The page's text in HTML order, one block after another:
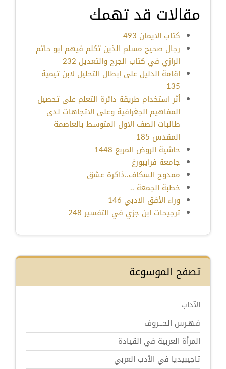
مقالات قد تهمك
كتاب الايمان 493
رجال صحيح مسلم الذين تكلم فيهم ابو حاتم
الرازي في كتاب الجرح والتعديل 232
إقامة الدليل على إبطال التحليل لابن تيمية
135
أثر استخدام طريقة دائرة التعلم على تحصيل
المفاهيم الجغرافية وعلى الاتجاهات لدى
طالبات الصف الاول المتوسط بالعاصمة
المقدس 185
حاشية الروض المربع 1448
جامعة فرايبورغ
ممدوح السكاف..ذاكرة عشق
خطبة الجمعة ..
وراء الأفق الادبي 146
ترجيحات ابن جزي في التفسير 248
تصفح الموسوعة
الآداب
فـهـرس الحـــروف
المرأة العربية في القيادة
تاجيبيديا في الأدب العربي